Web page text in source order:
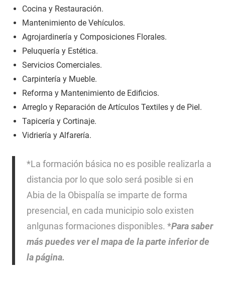
Cocina y Restauración.
Mantenimiento de Vehículos.
Agrojardinería y Composiciones Florales.
Peluquería y Estética.
Servicios Comerciales.
Carpintería y Mueble.
Reforma y Mantenimiento de Edificios.
Arreglo y Reparación de Artículos Textiles y de Piel.
Tapicería y Cortinaje.
Vidriería y Alfarería.
*La formación básica no es posible realizarla a
distancia por lo que solo será posible si en
Abia de la Obispalía se imparte de forma
presencial, en cada municipio solo existen
anlgunas formaciones disponibles. *Para saber
más puedes ver el mapa de la parte inferior de
la página.